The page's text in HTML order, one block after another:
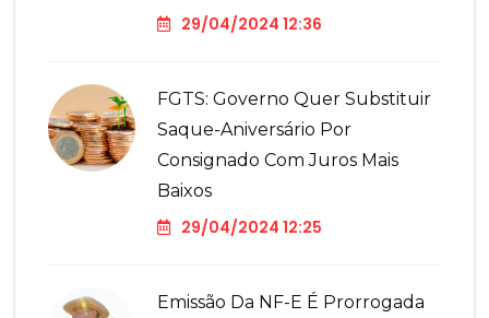
29/04/2024 12:36
FGTS: Governo Quer Substituir
Saque-Aniversário Por
Consignado Com Juros Mais
Baixos
29/04/2024 12:25
Emissão Da NF-E É Prorrogada